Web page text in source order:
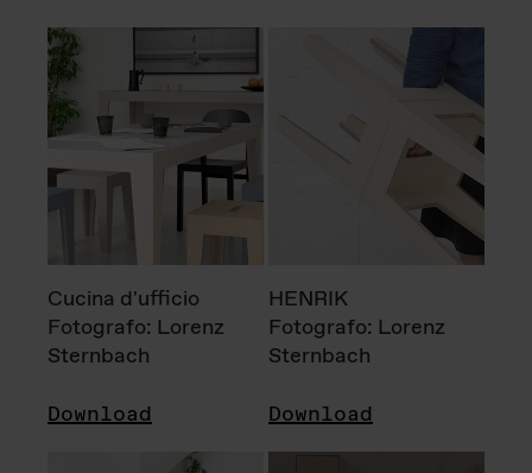
Cucina d'ufficio
Fotografo: Lorenz
Sternbach
Download
HENRIK
Fotografo: Lorenz
Sternbach
Download